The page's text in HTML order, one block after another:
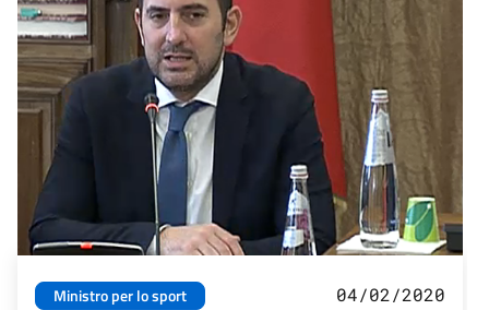
Ministro per lo sport
04/02/2020